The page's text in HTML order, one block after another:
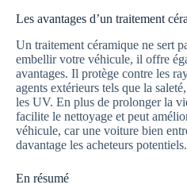
Les avantages d’un traitement
Un traitement céramique ne sert
embellir votre véhicule, il offre
avantages. Il protège contre les
agents extérieurs tels que la
les UV. En plus de prolonger la
facilite le nettoyage et peut
véhicule, car une voiture bien
davantage les acheteurs potentiels.
En résumé